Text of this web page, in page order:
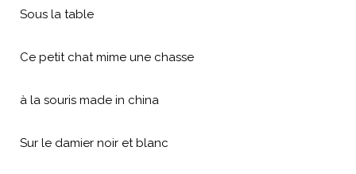
Sous la table
Ce petit chat mime une chasse
à la souris made in china
Sur le damier noir et blanc